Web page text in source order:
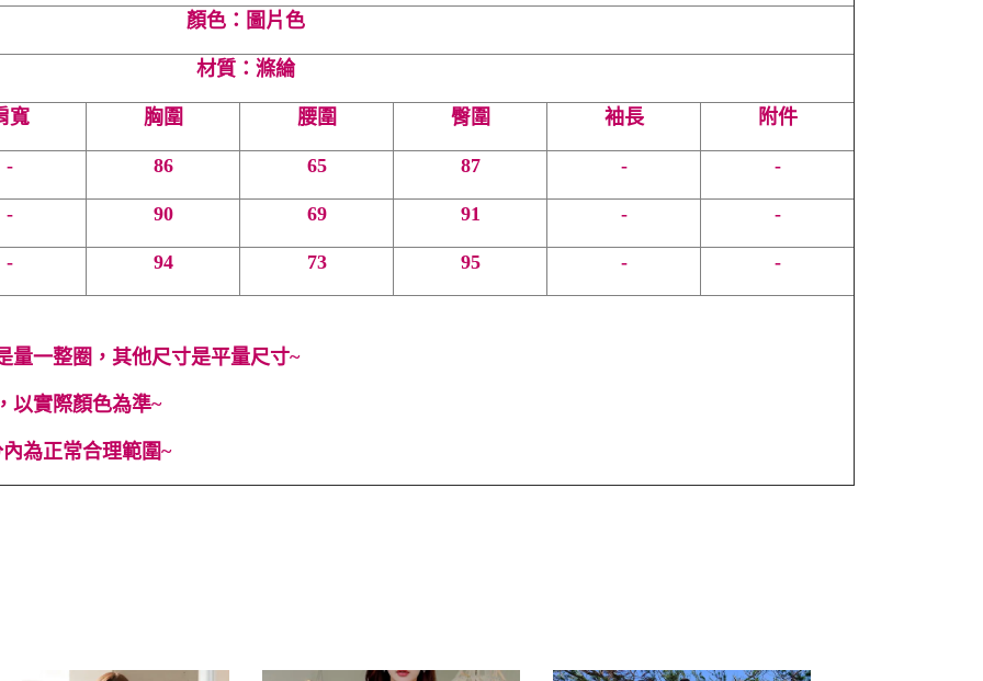
顏色：圖片色
材質：滌綸
寬 胸圍 腰圍 臀圍 袖長 附件
- 86 65 87 - -
- 90 69 91 - -
- 94 73 95 - -
一整圈，其他尺寸是平量尺寸~
以實際顏色為準~
為正常合理範圍~